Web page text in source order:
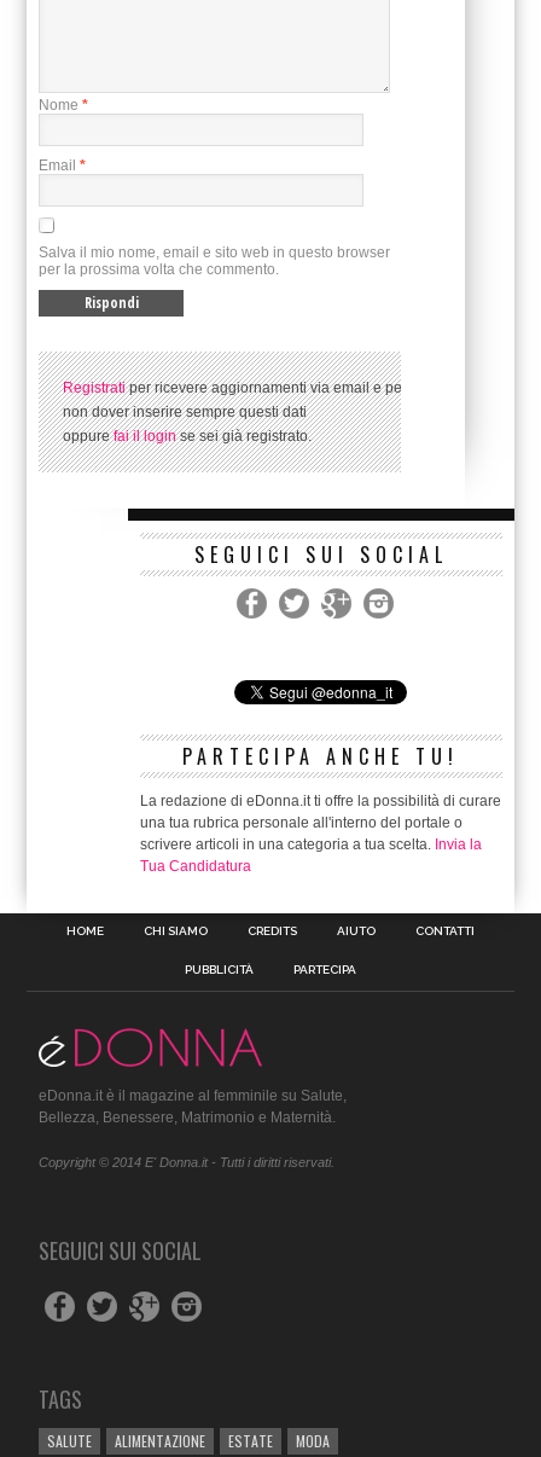
Nome *
Email *
Salva il mio nome, email e sito web in questo browser
per la prossima volta che commento.
Registratiper ricevere aggiornamenti via email e per
non dover inserire sempre questi dati
oppurefai il loginse sei già registrato.
SEGUICI SUI SOCIAL
PARTECIPA ANCHE TU!
La redazione di eDonna.it ti offre la possibilità di curare
una tua rubrica personale all'interno del portale o
scrivere articoli in una categoria a tua scelta. Invia la
Tua Candidatura
HOME CHI SIAMO CREDITS AIUTO CONTATTI
PUBBLICITÀ PARTECIPA
eDonna.it è il magazine al femminile su Salute,
Bellezza, Benessere, Matrimonio e Maternità.
Copyright © 2014 E' Donna.it - Tutti i diritti riservati.
SEGUICI SUI SOCIAL
TAGS
SALUTE ALIMENTAZIONE ESTATE MODA